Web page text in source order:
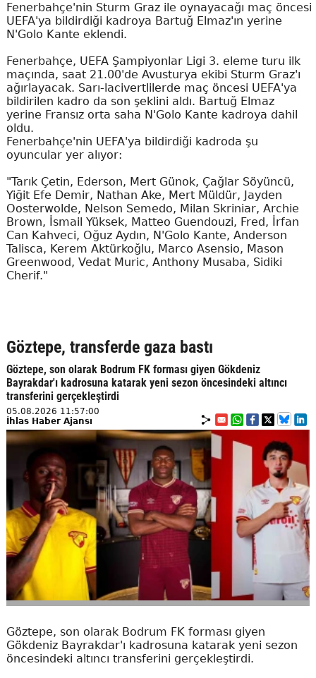
Fenerbahçe'nin Sturm Graz ile oynayacağı maç öncesi
UEFA'ya bildirdiği kadroya Bartuğ Elmaz'ın yerine
N'Golo Kante eklendi.
Fenerbahçe, UEFA Şampiyonlar Ligi 3. eleme turu ilk
maçında, saat 21.00'de Avusturya ekibi Sturm Graz'ı
ağırlayacak. Sarı-lacivertlilerde maç öncesi UEFA'ya
bildirilen kadro da son şeklini aldı. Bartuğ Elmaz
yerine Fransız orta saha N'Golo Kante kadroya dahil
oldu.
Fenerbahçe'nin UEFA'ya bildirdiği kadroda şu
oyuncular yer alıyor:
"Tarık Çetin, Ederson, Mert Günok, Çağlar Söyüncü,
Yiğit Efe Demir, Nathan Ake, Mert Müldür, Jayden
Oosterwolde, Nelson Semedo, Milan Skriniar, Archie
Brown, İsmail Yüksek, Matteo Guendouzi, Fred, İrfan
Can Kahveci, Oğuz Aydın, N'Golo Kante, Anderson
Talisca, Kerem Aktürkoğlu, Marco Asensio, Mason
Greenwood, Vedat Muric, Anthony Musaba, Sidiki
Cherif."
Göztepe, transferde gaza bastı
Göztepe, son olarak Bodrum FK forması giyen Gökdeniz
Bayrakdar'ı kadrosuna katarak yeni sezon öncesindeki altıncı
transferini gerçekleştirdi
05.08.2026 11:57:00
İhlas Haber Ajansı
Göztepe, son olarak Bodrum FK forması giyen
Gökdeniz Bayrakdar'ı kadrosuna katarak yeni sezon
öncesindeki altıncı transferini gerçekleştirdi.